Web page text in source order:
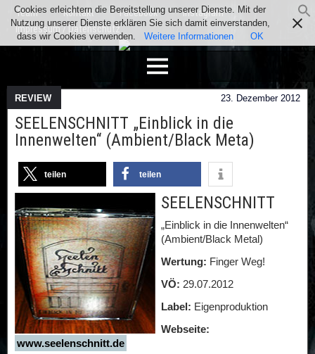
Team Kontakt Facebook
Instagram
Impressum / Datenschutz
REVIEW 23. Dezember 2012
SEELENSCHNITT „Einblick in die
Innenwelten“ (Ambient/Black Meta)
teilen teilen
SEELENSCHNITT
„Einblick in die Innenwelten“
(Ambient/Black Metal)
Wertung: Finger Weg!
VÖ: 29.07.2012
Label: Eigenproduktion
Webseite:
www.seelenschnitt.de
Cookies erleichtern die Bereitstellung unserer Dienste. Mit der
Nutzung unserer Dienste erklären Sie sich damit einverstanden,
dass wir Cookies verwenden.
Weitere Informationen OK